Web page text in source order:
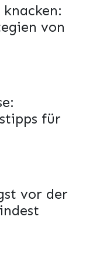
von
für
vor der